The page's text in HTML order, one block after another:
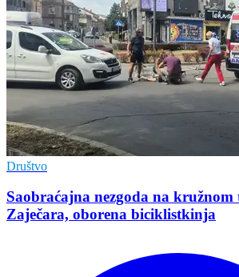
Društvo
Saobraćajna nezgoda na
Zaječara, oborena biciklistkinja